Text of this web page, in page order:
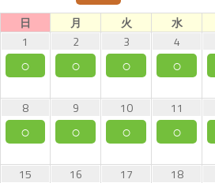
日 月 火 水
1
○
2
○
3
○
4
○
8
○
9
○
10
○
11
○
15 16 17 18